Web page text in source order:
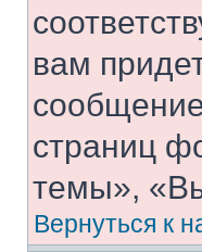
вам
страниц
темы»,
Вернуться к